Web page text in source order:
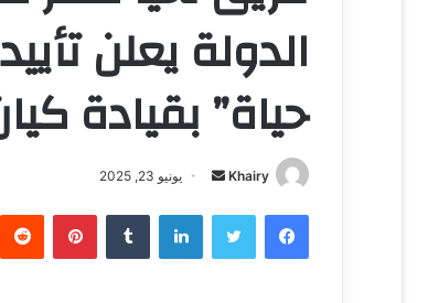
الدولة يعلن
حياة” بقيادة
Khairy
أ
ل
يونيو 23, 2025
فيسبوك تويتر لينكدإن ‏Tumblr بينتيريست ‏Reddit